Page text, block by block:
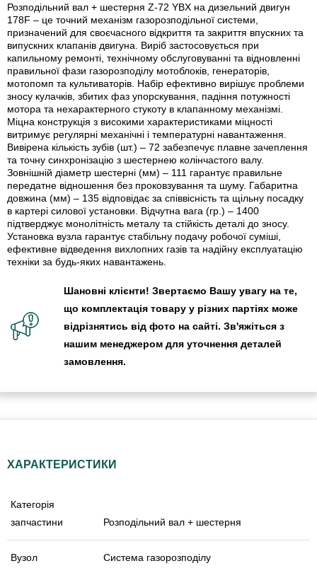
Розподільний вал + шестерня Z-72 YBX на дизельний двигун
178F – це точний механізм газорозподільної системи,
призначений для своєчасного відкриття та закриття впускних та
випускних клапанів двигуна. Виріб застосовується при
капильному ремонті, технічному обслуговуванні та відновленні
правильної фази газорозподілу мотоблоків, генераторів,
мотопомп та культиваторів. Набір ефективно вирішує проблеми
зносу кулачків, збитих фаз упорскування, падіння потужності
мотора та нехарактерного стукоту в клапанному механізмі.
Міцна конструкція з високими характеристиками міцності
витримує регулярні механічні і температурні навантаження.
Вивірена кількість зубів (шт.) – 72 забезпечує плавне зачеплення
та точну синхронізацію з шестернею колінчастого валу.
Зовнішній діаметр шестерні (мм) – 111 гарантує правильне
передатне відношення без проковзування та шуму. Габаритна
довжина (мм) – 135 відповідає за співвісність та щільну посадку
в картері силової установки. Відчутна вага (гр.) – 1400
підтверджує монолітність металу та стійкість деталі до зносу.
Установка вузла гарантує стабільну подачу робочої суміші,
ефективне відведення вихлопних газів та надійну експлуатацію
техніки за будь-яких навантажень.
Шановні клієнти! Звертаємо Вашу увагу на те,
що комплектація товару у різних партіях може
відрізнятись від фото на сайті. Зв'яжіться з
нашим менеджером для уточнення деталей
замовлення.
ХАРАКТЕРИСТИКИ
Категорія
запчастини
Розподільний вал + шестерня
Вузол Система газорозподілу